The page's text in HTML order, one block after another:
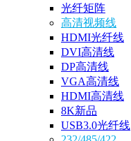
光纤矩阵
高清视频线
HDMI光纤线
DVI高清线
DP高清线
VGA高清线
HDMI高清线
8K新品
USB3.0光纤线